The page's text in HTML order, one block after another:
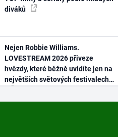
diváků
Nejen Robbie Williams.
LOVESTREAM 2026 přiveze
hvězdy, které běžně uvidíte jen na
největších světových festivalech